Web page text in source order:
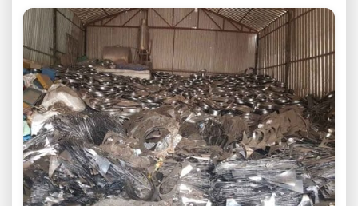
lượng ít tại Gia Lai không?
Báo giá phế liệu tại Gia Lai được cập nhật
theo ngày hay theo tuần?
Phế liệu nhà xưởng và công trình có
được tháo dỡ tận nơi không?
Tổng hợp thông tin và dịch vụ
Video: Thu Mua Phế Liệu Giá Cao Tận Nơi
Tại Gia Lai